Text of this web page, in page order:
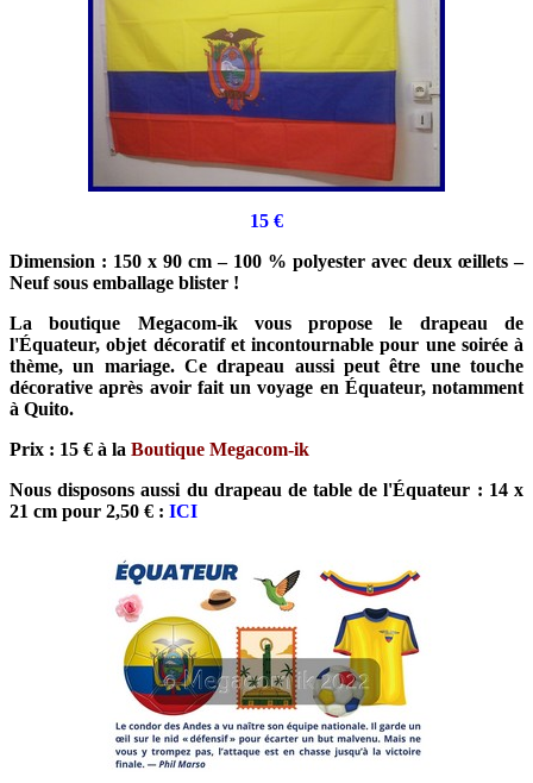
15 €
Dimension : 150 x 90 cm – 100 % polyester avec deux œillets –
Neuf sous emballage blister !
La boutique Megacom-ik vous propose le drapeau de
l'Équateur, objet décoratif et incontournable pour une soirée à
thème, un mariage. Ce drapeau aussi peut être une touche
décorative après avoir fait un voyage en Équateur, notamment
à Quito.
Prix : 15 € à la Boutique Megacom-ik
Nous disposons aussi du drapeau de table de l'Équateur : 14 x
21 cm pour 2,50 € : ICI